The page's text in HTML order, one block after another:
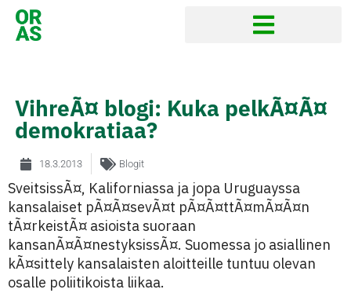
VihreÃ¤ blogi: Kuka pelkÃ¤Ã¤
demokratiaa?
18.3.2013 Blogit
SveitsissÃ¤, Kaliforniassa ja jopa Uruguayssa
kansalaiset pÃ¤Ã¤sevÃ¤t pÃ¤Ã¤ttÃ¤mÃ¤Ã¤n
tÃ¤rkeistÃ¤ asioista suoraan
kansanÃ¤Ã¤nestyksissÃ¤. Suomessa jo asiallinen
kÃ¤sittely kansalaisten aloitteille tuntuu olevan
osalle poliitikoista liikaa.